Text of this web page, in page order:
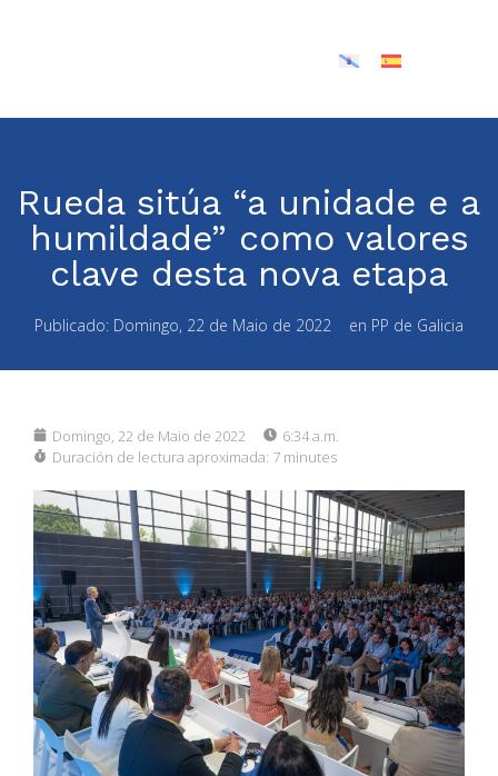
Rueda sitúa “a unidade e a
humildade” como valores
clave desta nova etapa
Publicado: Domingo, 22 de Maio de 2022 en PP de Galicia
Domingo, 22 de Maio de 2022
6:34 a.m.
Duración de lectura aproximada: 7 minutes